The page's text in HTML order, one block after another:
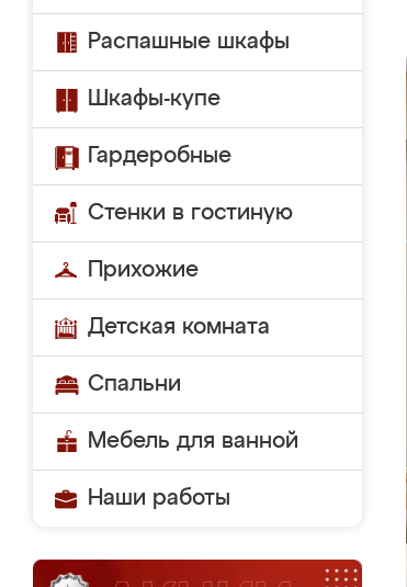
Распашные шкафы
Шкафы-купе
Гардеробные
Стенки в гостиную
Прихожие
Детская комната
Спальни
Мебель для ванной
Наши работы